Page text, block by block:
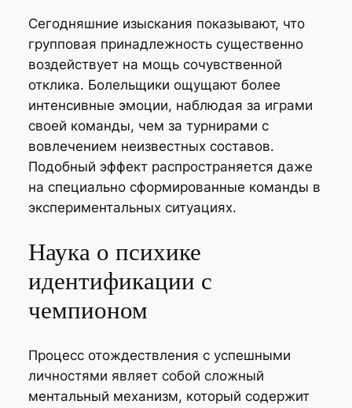
Сегодняшние изыскания показывают, что
групповая принадлежность существенно
воздействует на мощь сочувственной
отклика. Болельщики ощущают более
интенсивные эмоции, наблюдая за играми
своей команды, чем за турнирами с
вовлечением неизвестных составов.
Подобный эффект распространяется даже
на специально сформированные команды в
экспериментальных ситуациях.
Наука о психике
идентификации с
чемпионом
Процесс отождествления с успешными
личностями являет собой сложный
ментальный механизм, который содержит